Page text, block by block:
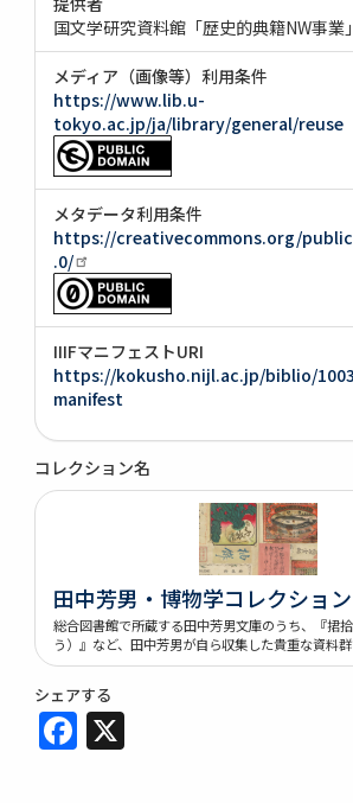
国文学研究資料館「歴史的典籍NW事業」
メディア（画像等）利用条件
https://www.lib.u-
tokyo.ac.jp/ja/library/general/reuse
メタデータ利用条件
https://creativecommons.org/
.0/
IIIFマニフェストURI
https://kokusho.nijl.ac.jp/biblio/
manifest
コレクション名
田中芳男・博物学コレクション
総合図書館で所蔵する田中芳男文庫のうち、『捃
う）』など、田中芳男が自ら収集した貴重な資料群
シェアする
Facebook